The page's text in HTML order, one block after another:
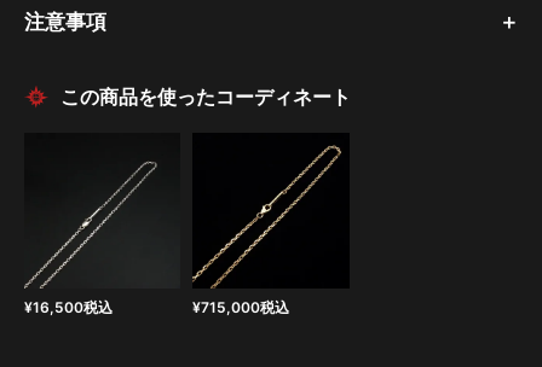
注意事項
この商品を使ったコーディネート
¥16,500税込 ¥715,000税込